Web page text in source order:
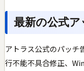
最新の公式
アトラス公式のパッチ
行不能不具合修正、